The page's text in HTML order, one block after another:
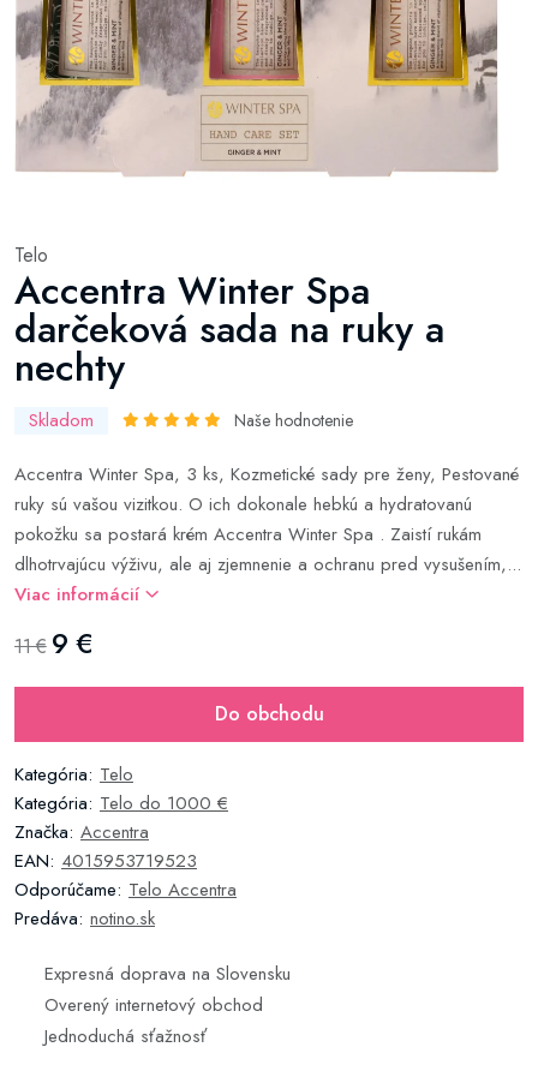
Telo
Accentra Winter Spa
darčeková sada na ruky a
nechty
Skladom Naše hodnotenie
Accentra Winter Spa, 3 ks, Kozmetické sady pre ženy, Pestované
ruky sú vašou vizitkou. O ich dokonale hebkú a hydratovanú
pokožku sa postará krém Accentra Winter Spa . Zaistí rukám
dlhotrvajúcu výživu, ale aj zjemnenie a ochranu pred vysušením,...
Viac informácií
11 € 9 €
Do obchodu
Kategória: Telo
Kategória: Telo do 1000 €
Značka: Accentra
EAN: 4015953719523
Odporúčame: Telo Accentra
Predáva: notino.sk
Expresná doprava na Slovensku
Overený internetový obchod
Jednoduchá sťažnosť